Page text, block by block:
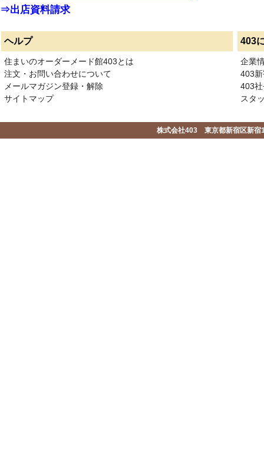
⇒出店資料請求
ヘルプ 403
住まいのオーダーメード館403とは
注文・お問い合わせについて
メールマガジン登録・解除
サイトマップ
企業
403
403
スタ
株式会社403 東京都新宿区新